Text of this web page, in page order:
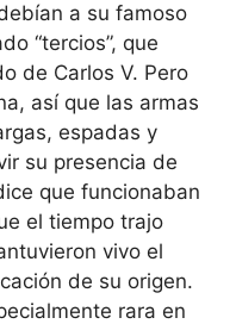
a su famoso
“tercios”, que
de Carlos V. Pero
así que las armas
espadas y
su presencia de
que funcionaban
el tiempo trajo
vivo el
de su origen.
rara en